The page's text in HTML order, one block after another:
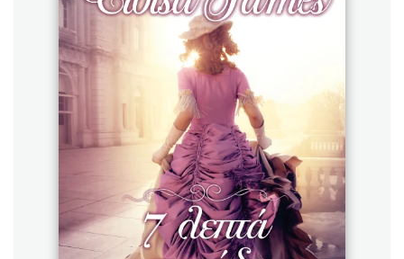
Χάρης Πολίτης
Καθρέφτης
Sebastian Fitzek
Playlist